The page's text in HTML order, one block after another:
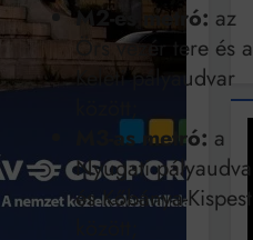
M2-es metró: az
Örs vezér tere és a
Keleti pályaudvar
M3-as metró: a
Nyugati pályaudvar
és Kőbánya-Kispest